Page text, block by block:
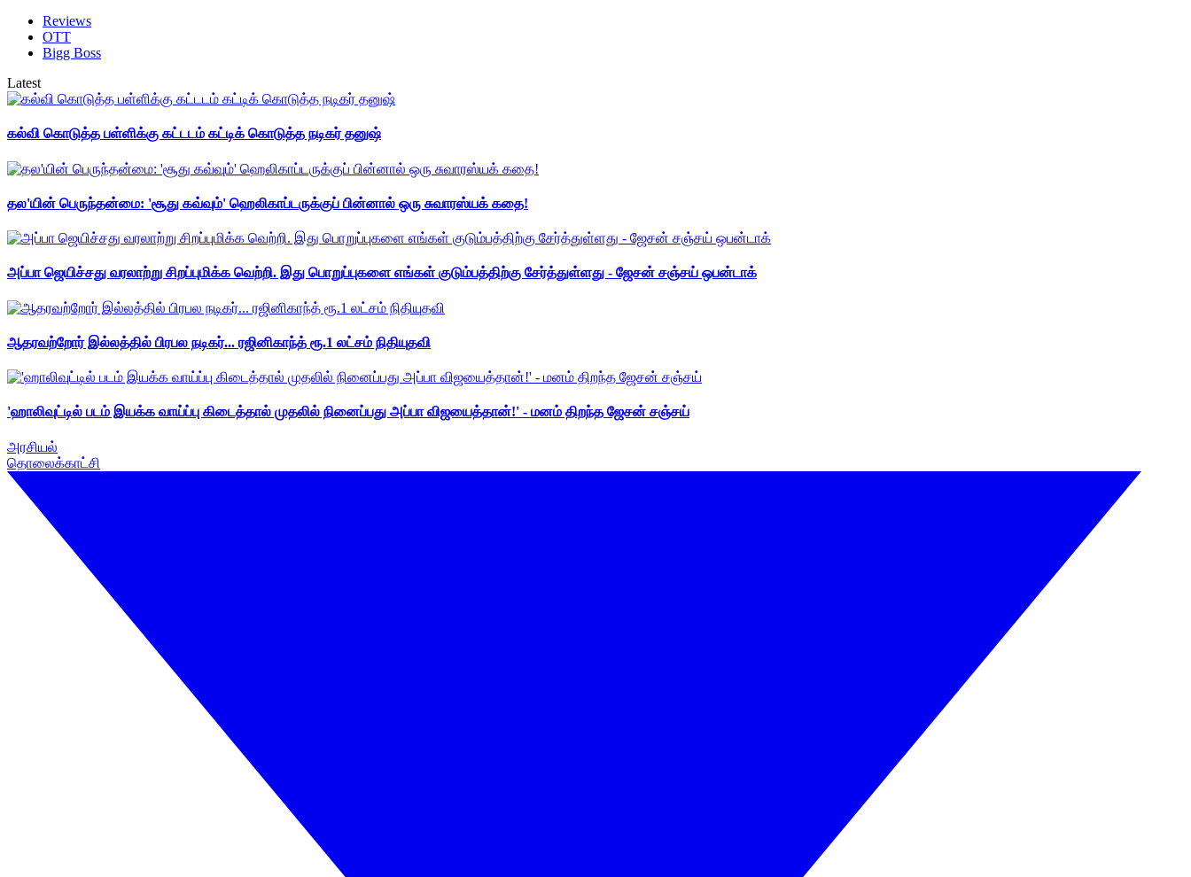
Reviews
OTT
Bigg Boss
Latest
கல்வி கொடுத்த பள்ளிக்கு கட்டடம் கட்டிக் கொடுத்த நடிகர் தனுஷ்
தல'யின் பெருந்தன்மை: 'சூது கவ்வும்' ஹெலிகாப்டருக்குப் பின்னால் ஒரு சுவாரஸ்யக் கதை!
அப்பா ஜெயிச்சது வரலாற்று சிறப்புமிக்க வெற்றி. இது பொறுப்புகளை எங்கள் குடும்பத்திற்கு சேர்த்துள்ளது - ஜேசன் சஞ்சய் ஒபன்டாக்
ஆதரவற்றோர் இல்லத்தில் பிரபல நடிகர்... ரஜினிகாந்த் ரூ.1 லட்சம் நிதியுதவி
'ஹாலிவுட்டில் படம் இயக்க வாய்ப்பு கிடைத்தால் முதலில் நினைப்பது அப்பா விஜயைத்தான்!' - மனம் திறந்த ஜேசன் சஞ்சய்
அரசியல்
தொலைக்காட்சி